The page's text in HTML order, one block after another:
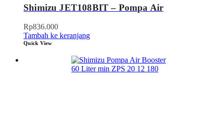
Shimizu JET108BIT – Pompa Air
Rp836.000
Tambah ke keranjang
Quick View